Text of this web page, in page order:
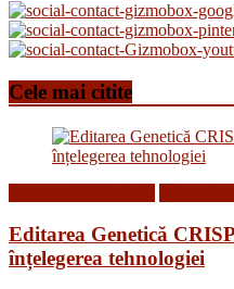
Cele mai citite
Editarea Genetică
înțelegerea tehnologiei